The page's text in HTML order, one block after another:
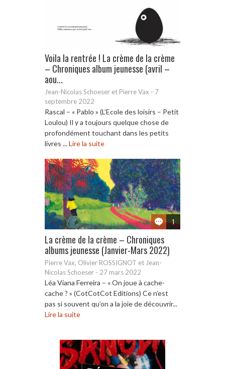
Voila la rentrée ! La crème de la crème
– Chroniques album jeunesse (avril –
aou...
Jean-Nicolas Schoeser et Pierre Vax - 7
septembre 2022
Rascal – « Pablo » (L’Ecole des loisirs – Petit
Loulou) Il y a toujours quelque chose de
profondément touchant dans les petits
livres ...Lire la suite
1
La crème de la crème – Chroniques
albums jeunesse (Janvier-Mars 2022)
Pierre Vax, Olivier ROSSIGNOT et Jean-
Nicolas Schoeser - 27 mars 2022
Léa Viana Ferreira – « On joue à cache-
cache ? » (CotCotCot Editions) Ce n’est
pas si souvent qu’on a la joie de découvrir...
Lire la suite